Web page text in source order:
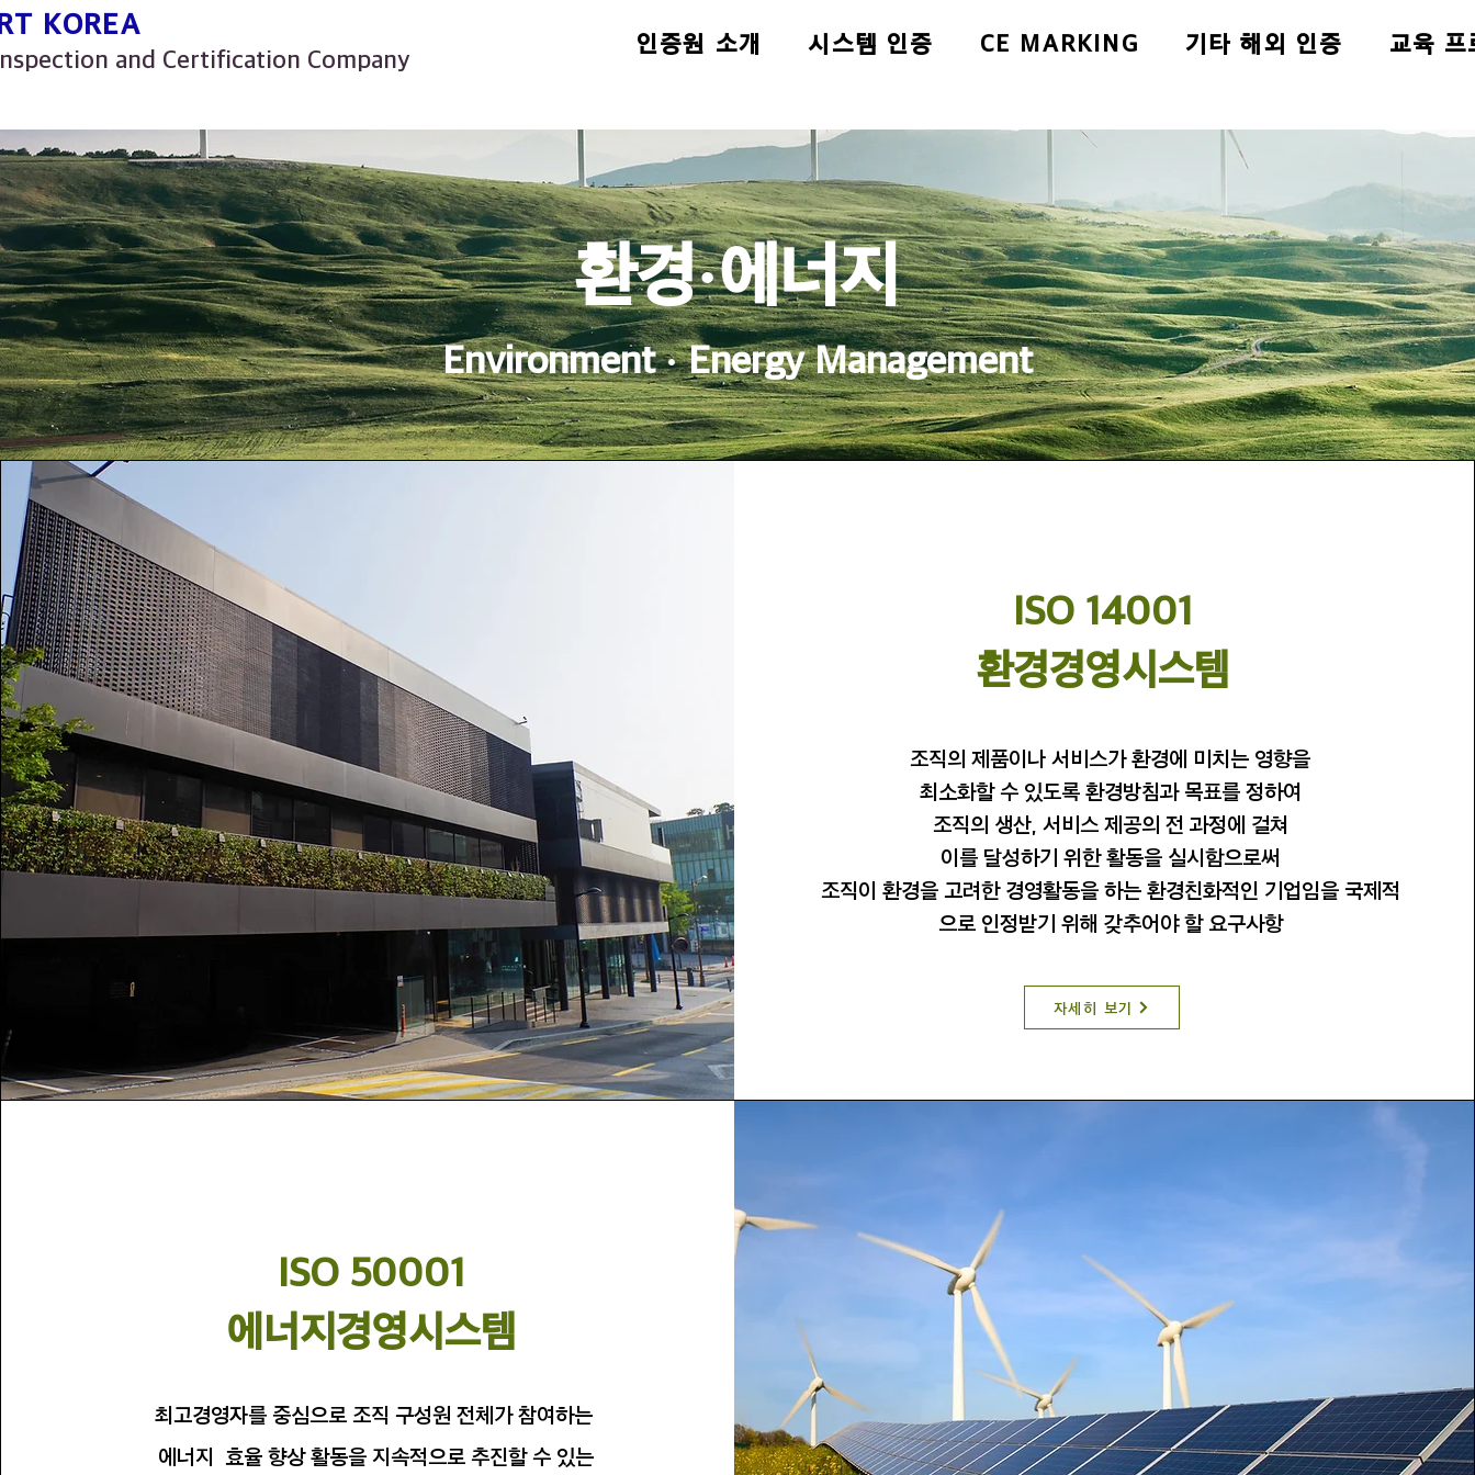
KOREA
and Certification Company 인증원 소개 시스템 인증 CE MARKING 기타 해외 인증 교육 프
환경·에너지
Environment · Energy Management
ISO 14001
​환경경영시스템
조직의 제품이나 서비스가 환경에 미치는 영향을
최소화할 수 있도록 환경방침과 목표를 정하여
조직의 생산, 서비스 제공의 전 과정에 걸쳐
이를 달성하기 위한 활동을 실시함으로써
조직이 환경을 고려한 경영활동을 하는 환경친화적인 기업임을 국제적
으로 인정받기 위해 갖추어야 할 요구사항
자세히 보기
ISO 50001
​에너지경영시스템
최고경영자를 중심으로 조직 구성원 전체가 참여하는
에너지 효율 향상 활동을 지속적으로 추진할 수 있는